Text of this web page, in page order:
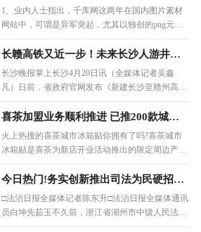
1、业内人士指出，千库网这两年在国内图片素材
网站中，可谓是异军突起，尤其以独创的png元素
概念闻名业界。
长赣高铁又近一步！未来长沙人游井冈山可高铁直达-环球即时看
长沙晚报掌上长沙4月20日讯（全媒体记者吴鑫
凡）日前，省政府官网发布《新建长沙至赣州高速
铁路环境影响评
喜茶加盟业务顺利推进 已推200款城市冰箱贴周边
火上热搜的喜茶城市冰箱贴你拥有了吗?喜茶城市
冰箱贴是喜茶为新店开业活动推出的限定周边产品,
2022年7月随
今日热门!务实创新推出司法为民硬招实招新招
□法治日报全媒体记者陈东升□法治日报全媒体通讯
员白坤先茹玉不久前，浙江省湖州市中级人民法院
被最高人民